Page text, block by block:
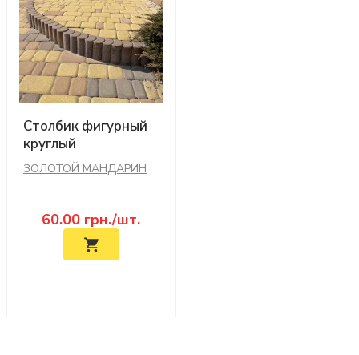
Столбик фигурный
круглый
(коричневый)
ЗОЛОТОЙ МАНДАРИН
60.00 грн./шт.